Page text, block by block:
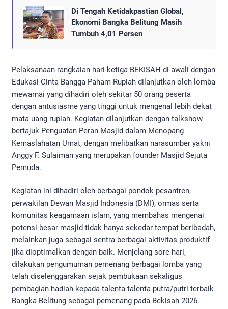
Di Tengah Ketidakpastian Global,
Ekonomi Bangka Belitung Masih
Tumbuh 4,01 Persen
Pelaksanaan rangkaian hari ketiga BEKISAH di awali dengan
Edukasi Cinta Bangga Paham Rupiah dilanjutkan oleh lomba
mewarnai yang dihadiri oleh sekitar 50 orang peserta
dengan antusiasme yang tinggi untuk mengenal lebih dekat
mata uang rupiah. Kegiatan dilanjutkan dengan talkshow
bertajuk Penguatan Peran Masjid dalam Menopang
Kemaslahatan Umat, dengan melibatkan narasumber yakni
Anggy F. Sulaiman yang merupakan founder Masjid Sejuta
Pemuda.
Kegiatan ini dihadiri oleh berbagai pondok pesantren,
perwakilan Dewan Masjid Indonesia (DMI), ormas serta
komunitas keagamaan islam, yang membahas mengenai
potensi besar masjid tidak hanya sekedar tempat beribadah,
melainkan juga sebagai sentra berbagai aktivitas produktif
jika dioptimalkan dengan baik. Menjelang sore hari,
dilakukan pengumuman pemenang berbagai lomba yang
telah diselenggarakan sejak pembukaan sekaligus
pembagian hadiah kepada talenta-talenta putra/putri terbaik
Bangka Belitung sebagai pemenang pada Bekisah 2026.